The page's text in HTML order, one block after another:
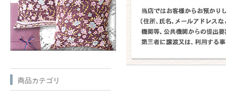
商品カテゴリ